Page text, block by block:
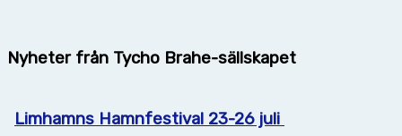
Nyheter från Tycho Brahe-sällskapet
Limhamns Hamnfestival 23-26 juli